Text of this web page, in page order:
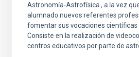
Astronomía-Astrofísica , a la vez
alumnado nuevos referentes
fomentar sus vocaciones científicas
Consiste en la realización de
centros educativos por parte de